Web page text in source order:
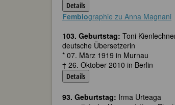
Details
Fembiographie zu Anna Magnani
103. Geburtstag: Toni
deutsche Übersetzerin
* 07. März 1919 in Murnau
† 26. Oktober 2010 in Berlin
Details
93. Geburtstag: Irma Urteaga